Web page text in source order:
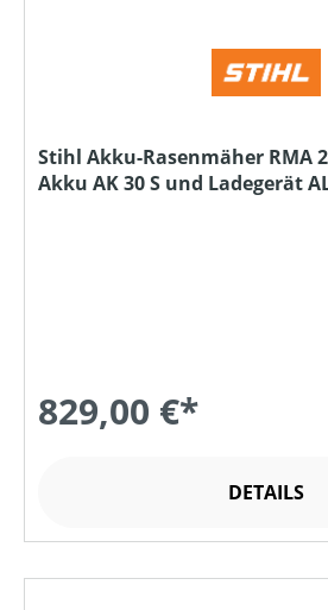
Stihl Akku-Rasenmäher RMA
Akku AK 30 S und Ladegerät
829,00 €*
DETAILS